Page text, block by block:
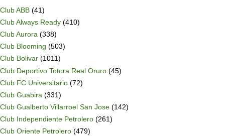
Club ABB (41)
Club Always Ready (410)
Club Aurora (338)
Club Blooming (503)
Club Bolivar (1011)
Club Deportivo Totora Real Oruro (45)
Club FC Universitario (72)
Club Guabira (331)
Club Gualberto Villarroel San Jose (142)
Club Independiente Petrolero (261)
Club Oriente Petrolero (479)